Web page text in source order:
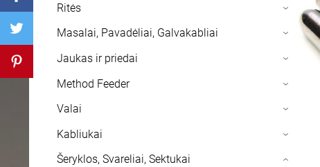
Ritės ›
Masalai, Pavadėliai, Galvakabliai ›
Jaukas ir priedai ›
Method Feeder ›
Valai ›
Kabliukai ›
Šeryklos, Svareliai, Sektukai ›